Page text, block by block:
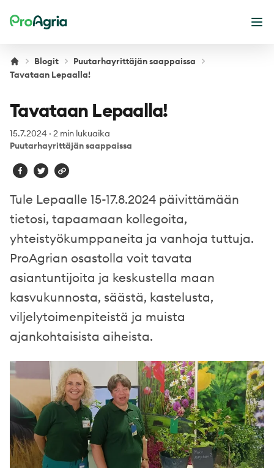
ProAgria
Blogit
Puutarhayrittäjän saappaissa
Tavataan Lepaalla!
Tavataan Lepaalla!
15.7.2024 · 2 min lukuaika
Puutarhayrittäjän saappaissa
Tule Lepaalle 15-17.8.2024 päivittämään
tietosi, tapaamaan kollegoita,
yhteistyökumppaneita ja vanhoja tuttuja.
ProAgrian osastolla voit tavata
asiantuntijoita ja keskustella maan
kasvukunnosta, säästä, kastelusta,
viljelytoimenpiteistä ja muista
ajankohtaisista aiheista.